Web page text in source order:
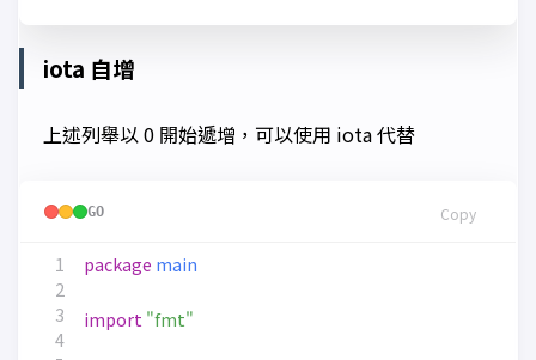
iota 自增
上述列舉以 0 開始遞增，可以使用 iota 代替
GO Copy
4
package main
import "fmt"